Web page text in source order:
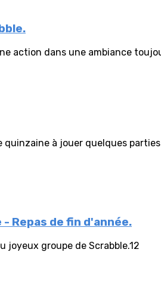
action dans une ambiance
à jouer quelques
Repas de fin d'année.
joyeux groupe de Scrabble.12